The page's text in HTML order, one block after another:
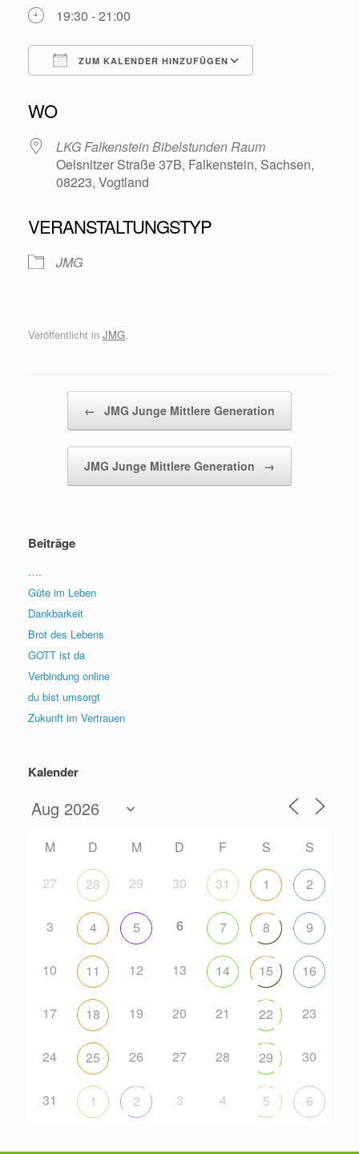
19:30 - 21:00
ZUM KALENDER HINZUFÜGEN
WO
LKG Falkenstein Bibelstunden Raum
Oelsnitzer Straße 37B, Falkenstein, Sachsen,
08223, Vogtland
VERANSTALTUNGSTYP
JMG
Veröffentlicht in JMG.
← JMG Junge Mittlere Generation
JMG Junge Mittlere Generation →
Beiträge
….
Güte im Leben
Dankbarkeit
Brot des Lebens
GOTT ist da
Verbindung online
du bist umsorgt
Zukunft im Vertrauen
Kalender
M D M D F S
S
27
28 29 30 31 1 2
3 4 5 6 7 8 9
10 11 12 13 14 15 16
17 18 19 20 21 22 23
24 25 26 27 28 29 30
31 1 2 3 4 5 6